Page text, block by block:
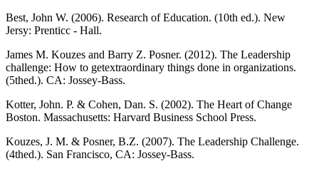
Best, John W. (2006). Research of Education. (10th ed.). New
Jersy: Prenticc - Hall.
James M. Kouzes and Barry Z. Posner. (2012). The Leadership
challenge: How to getextraordinary things done in organizations.
(5thed.). CA: Jossey-Bass.
Kotter, John. P. & Cohen, Dan. S. (2002). The Heart of Change
Boston. Massachusetts: Harvard Business School Press.
Kouzes, J. M. & Posner, B.Z. (2007). The Leadership Challenge.
(4thed.). San Francisco, CA: Jossey-Bass.